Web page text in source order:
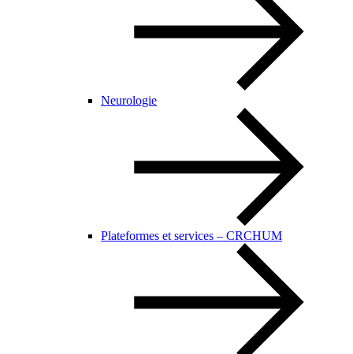
Neurologie
Plateformes et services – CRCHUM